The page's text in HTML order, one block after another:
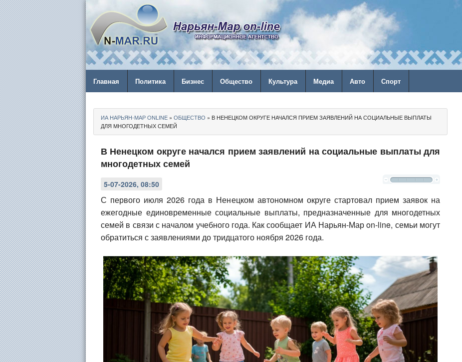
Главная Политика Бизнес Общество Культура Медиа Авто Спорт
ИА НАРЬЯН-МАР ONLINE » ОБЩЕСТВО » В НЕНЕЦКОМ ОКРУГЕ НАЧАЛСЯ ПРИЕМ ЗАЯВЛЕНИЙ НА СОЦИАЛЬНЫЕ ВЫПЛАТЫ
ДЛЯ МНОГОДЕТНЫХ СЕМЕЙ
В Ненецком округе начался прием заявлений на социальные выплаты для
многодетных семей
5-07-2026, 08:50
С первого июля 2026 года в Ненецком автономном округе стартовал прием заявок на
ежегодные единовременные социальные выплаты, предназначенные для многодетных
семей в связи с началом учебного года. Как сообщает ИА Нарьян-Мар on-line, семьи могут
обратиться с заявлениями до тридцатого ноября 2026 года.